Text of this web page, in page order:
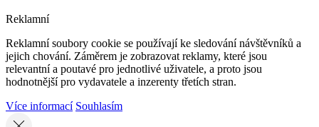
Reklamní
Reklamní soubory cookie se používají ke sledování návštěvníků a
jejich chování. Záměrem je zobrazovat reklamy, které jsou
relevantní a poutavé pro jednotlivé uživatele, a proto jsou
hodnotnější pro vydavatele a inzerenty třetích stran.
Více informací Souhlasím